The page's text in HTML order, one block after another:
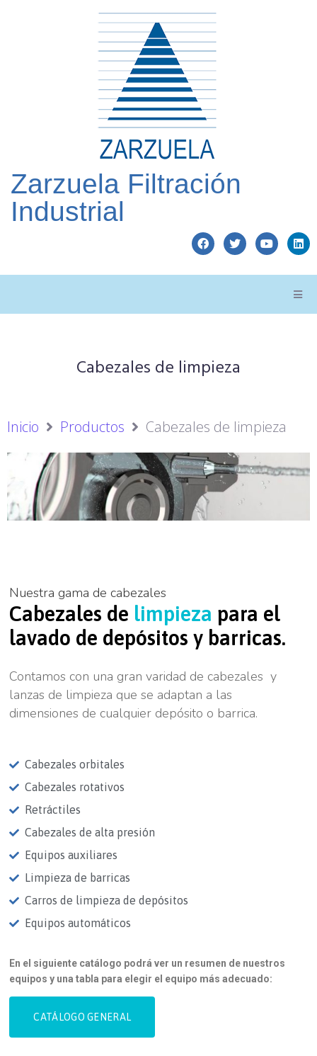
Zarzuela Filtración
Industrial
Cabezales de limpieza
Inicio Productos Cabezales de limpieza
Nuestra gama de cabezales
Cabezales de limpieza para el
lavado de depósitos y barricas.
Contamos con una gran varidad de cabezales y
lanzas de limpieza que se adaptan a las
dimensiones de cualquier depósito o barrica.
Cabezales orbitales
Cabezales rotativos
Retráctiles
Cabezales de alta presión
Equipos auxiliares
Limpieza de barricas
Carros de limpieza de depósitos
Equipos automáticos
En el siguiente catálogo podrá ver un resumen de nuestros
equipos y una tabla para elegir el equipo más adecuado:
CATÁLOGO GENERAL